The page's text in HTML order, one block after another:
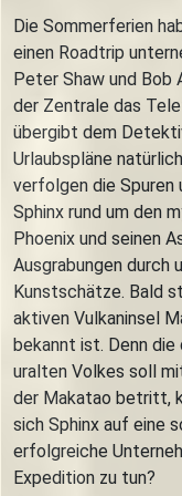
Die Sommerferien
einen Roadtrip
Peter Shaw und Bob
der Zentrale das
übergibt dem
Urlaubspläne
verfolgen die Spuren
Sphinx rund um den
Phoenix und seinen
Ausgrabungen durch
Kunstschätze. Bald
aktiven Vulkaninsel
bekannt ist. Denn
uralten Volkes soll
der Makatao betritt,
sich Sphinx auf eine
erfolgreiche
Expedition zu tun?